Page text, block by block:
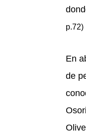
p.72)
En
de